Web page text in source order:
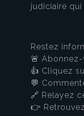
judiciaire
Restez
🚨
👍 Cliquez
💬
🔗 Relayez
👉